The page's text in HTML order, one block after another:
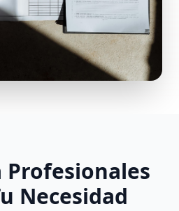
Profesionales
Necesidad